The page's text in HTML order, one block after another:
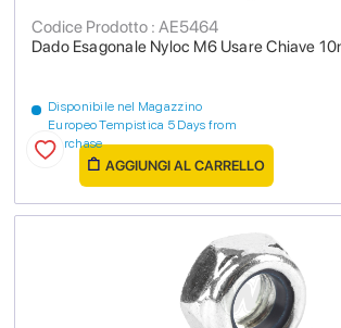
Dado Esagonale Nyloc M6 Usare Chiave
Codice Prodotto : AE5464
Disponibile nel Magazzino
Europeo Tempistica 5 Days from
purchase
AGGIUNGI AL CARRELLO